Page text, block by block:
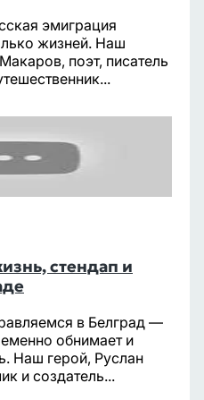
эмиграция
жизней. Наш
поэт, писатель
стендап и
в Белград —
обнимает и
Наш герой, Руслан
и создатель...